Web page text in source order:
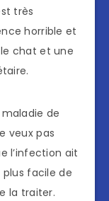
très
horrible et
chat et une
de
veux pas
l’infection ait
facile de
la traiter.